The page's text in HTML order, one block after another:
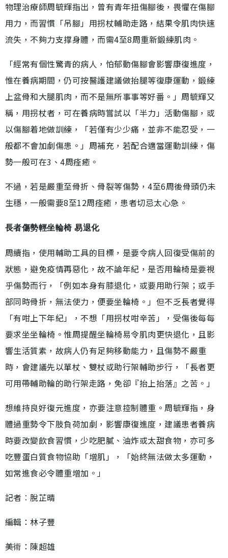
物理治療師周毓輝指出，曾有青年扭傷腳後，畏懼在傷腳
用力，而習慣「吊腳」用拐杖輔助走路，結果令肌肉快速
流失，不夠力支撑身體，而需4至8周重新鍛練肌肉。
「經常有個性驚青的病人，怕郁動傷腳會影響康復進度，
惟在養病期間，仍可按醫護建議做抬腿等復康運動，鍛練
上盆骨和大腿肌肉，而不是無所事事等好番。」周毓輝又
稱，用拐杖者，可在養病時嘗試以「半力」活動傷腳，或
以傷腳着地做訓練，「若僅有少少痛，並非不能忍受，一
般都不會加劇傷患。」周補充，若配合適當運動訓練，傷
勢一般可在3、4周痊癒。
不過，若是嚴重至骨折、骨裂等傷勢，4至6周後骨頭仍未
生穩，一般需要8至12周痊癒，患者切忌太心急。
長者傷勢輕坐輪椅 易退化
周續指，使用輔助工具的目標，是要令病人回復受傷前的
狀態，避免疫情再惡化，故不論年紀，是否用輪椅是要視
乎傷勢而行，「例如本身有膝退化，或要用助行架；或手
部同時骨折，無法使力，便要坐輪椅。」但不乏長者覺得
「有咁上下年紀」，不想「用拐杖咁辛苦」，受傷後每每
要求坐坐輪椅。惟周提醒坐輪椅易令肌肉更快退化，且影
響生活質素，故病人仍有足夠移動能力，且傷勢不嚴重
時，會建議先以單杖、雙杖或助行架輔助步行，「長者更
可用帶輔助輪的助行架走路，免卻『抬上抬落』之苦。」
想維持良好復元進度，亦要注意控制體重。周毓輝指，身
體過重勢令下肢負荷加劇，影響康復進度，建議患者養病
時要改變飲食習慣，少吃肥膩、油炸或太甜食物，亦可多
吃豐蛋白質食物協助「增肌」，「始終無法做太多運動，
如常進食必令體重增加。」
記者︰脫芷晴
編輯：林子豐
美術：陳超雄